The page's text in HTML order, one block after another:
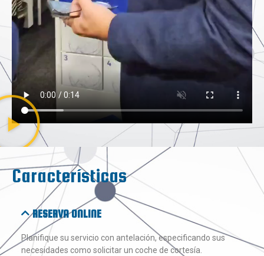
Características
RESERVA ONLINE
Planifique su servicio con antelación, especificando sus
necesidades como solicitar un coche de cortesía.